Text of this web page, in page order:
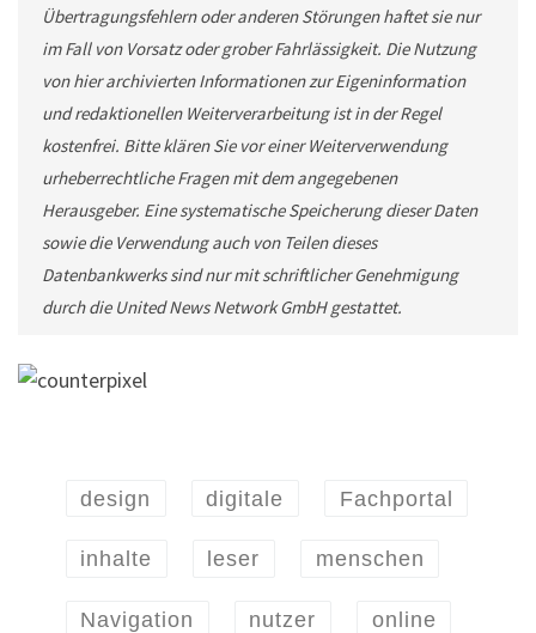
Übertragungsfehlern oder anderen Störungen haftet sie nur
im Fall von Vorsatz oder grober Fahrlässigkeit. Die Nutzung
von hier archivierten Informationen zur Eigeninformation
und redaktionellen Weiterverarbeitung ist in der Regel
kostenfrei. Bitte klären Sie vor einer Weiterverwendung
urheberrechtliche Fragen mit dem angegebenen
Herausgeber. Eine systematische Speicherung dieser Daten
sowie die Verwendung auch von Teilen dieses
Datenbankwerks sind nur mit schriftlicher Genehmigung
durch die United News Network GmbH gestattet.
design digitale Fachportal
inhalte leser menschen
Navigation nutzer online